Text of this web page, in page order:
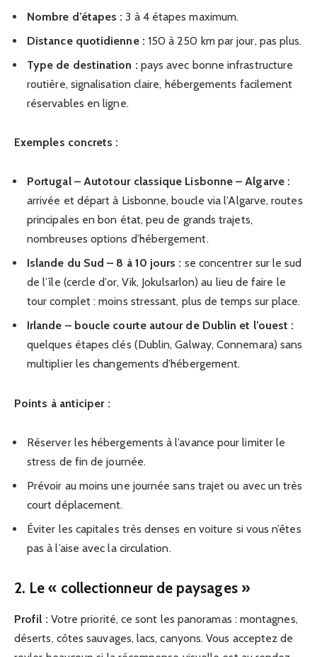
Nombre d’étapes : 3 à 4 étapes maximum.
Distance quotidienne : 150 à 250 km par jour, pas plus.
Type de destination : pays avec bonne infrastructure
routière, signalisation claire, hébergements facilement
réservables en ligne.
Exemples concrets :
Portugal – Autotour classique Lisbonne – Algarve :
arrivée et départ à Lisbonne, boucle via l’Algarve, routes
principales en bon état, peu de grands trajets,
nombreuses options d’hébergement.
Islande du Sud – 8 à 10 jours : se concentrer sur le sud
de l’île (cercle d’or, Vik, Jokulsarlon) au lieu de faire le
tour complet : moins stressant, plus de temps sur place.
Irlande – boucle courte autour de Dublin et l’ouest :
quelques étapes clés (Dublin, Galway, Connemara) sans
multiplier les changements d’hébergement.
Points à anticiper :
Réserver les hébergements à l’avance pour limiter le
stress de fin de journée.
Prévoir au moins une journée sans trajet ou avec un très
court déplacement.
Éviter les capitales très denses en voiture si vous n’êtes
pas à l’aise avec la circulation.
2. Le « collectionneur de paysages »
Profil : Votre priorité, ce sont les panoramas : montagnes,
déserts, côtes sauvages, lacs, canyons. Vous acceptez de